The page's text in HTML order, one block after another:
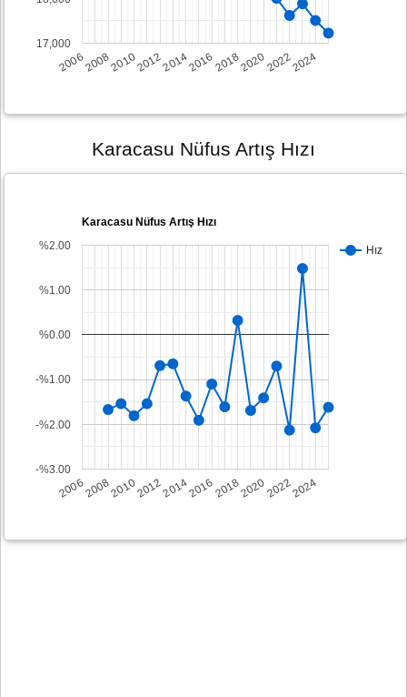
2006200820102012201420162018202020222024
17,000
Karacasu Nüfus Artış Hızı
Karacasu Nüfus Artış Hızı
Hız
2006200820102012201420162018202020222024
-%3.00
-%2.00
-%1.00
%0.00
%1.00
%2.00